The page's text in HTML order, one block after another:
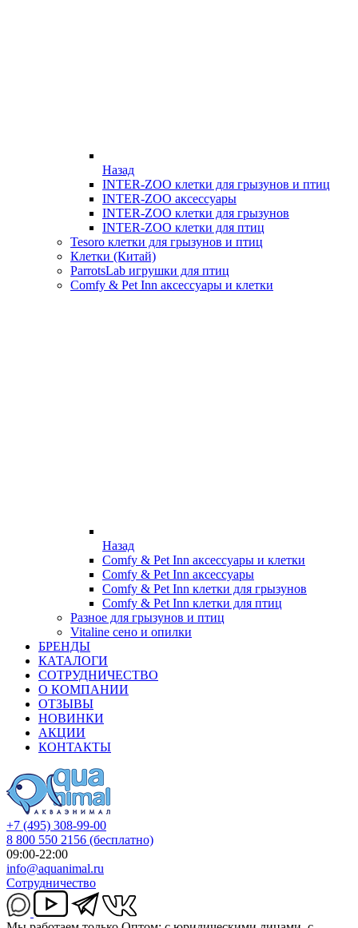
Назад
INTER-ZOO клетки для грызунов и птиц
INTER-ZOO аксессуары
INTER-ZOO клетки для грызунов
INTER-ZOO клетки для птиц
Tesoro клетки для грызунов и птиц
Клетки (Китай)
ParrotsLab игрушки для птиц
Comfy & Pet Inn аксессуары и клетки
Назад
Comfy & Pet Inn аксессуары и клетки
Comfy & Pet Inn аксессуары
Comfy & Pet Inn клетки для грызунов
Comfy & Pet Inn клетки для птиц
Разное для грызунов и птиц
Vitaline сено и опилки
БРЕНДЫ
КАТАЛОГИ
СОТРУДНИЧЕСТВО
О КОМПАНИИ
ОТЗЫВЫ
НОВИНКИ
АКЦИИ
КОНТАКТЫ
+7 (495) 308-99-00
8 800 550 2156 (бесплатно)
09:00-22:00
info@aquanimal.ru
Сотрудничество